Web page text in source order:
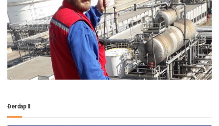
Đerdap II